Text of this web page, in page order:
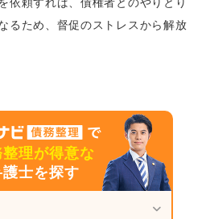
依頼すれば、債権者とのやりとり
るため、督促のストレスから解放
理が得意な
護士を探す